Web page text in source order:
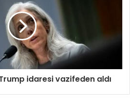
idaresi vazifeden aldı